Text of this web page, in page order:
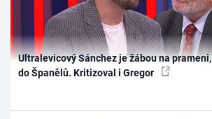
Ultralevicový Sánchez je žábou na
do Španělů. Kritizoval i Gregor